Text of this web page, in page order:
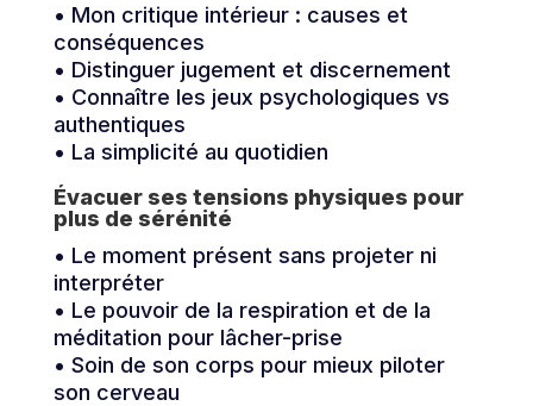
• Mon critique intérieur : causes et
conséquences
• Distinguer jugement et discernement
• Connaître les jeux psychologiques vs
authentiques
• La simplicité au quotidien
Évacuer ses tensions physiques pour
plus de sérénité
• Le moment présent sans projeter ni
interpréter
• Le pouvoir de la respiration et de la
méditation pour lâcher-prise
• Soin de son corps pour mieux piloter
son cerveau